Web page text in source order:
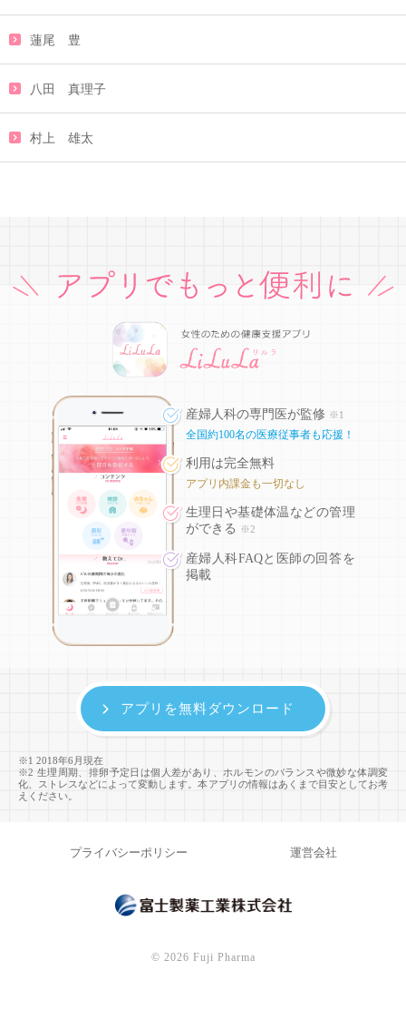
蓮尾 豊
八田 真理子
村上 雄太
産婦人科の専門医が監修 ※1
全国約100名の医療従事者も応援！
利用は完全無料
アプリ内課金も一切なし
生理日や基礎体温などの管理
ができる
※2
産婦人科FAQと医師の回答を
掲載
※1 2018年6月現在
※2 生理周期、排卵予定日は個人差があり、ホルモンのバランスや微妙な体調変
化、ストレスなどによって変動します。本アプリの情報はあくまで目安としてお考
えください。
アプリを無料ダウンロード
プライバシーポリシー 運営会社
© 2026 Fuji Pharma